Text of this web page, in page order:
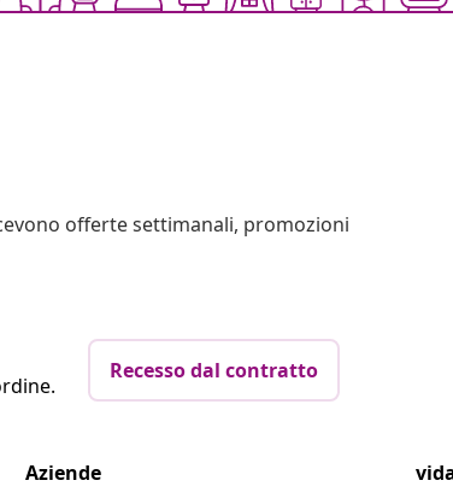
offerte settimanali, promozioni
Recesso dal contratto
Aziende